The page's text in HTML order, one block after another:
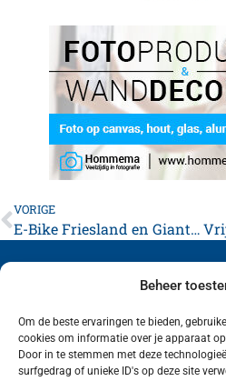
Beheer
Om de beste ervaringen te bieden,
cookies om informatie over je apparaat
Door in te stemmen met deze
surfgedrag of unieke ID's op deze site
VORIGE
E-Bike Friesland en Giant Store Van der Woude slaan de handen ineen om deelnemers van de Waadhoeke Fietstocht veilig op weg te helpen.
Volg ons (hierboven) op